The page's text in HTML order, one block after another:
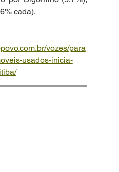
cada).
vozes/para
usados-inicia-